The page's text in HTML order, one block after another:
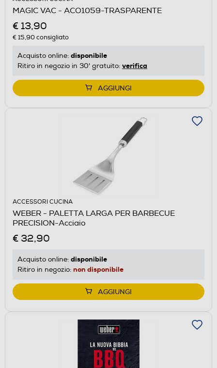
MAGIC VAC - ACO1059-TRASPARENTE
€ 13,90
€ 15,90consigliato
Acquisto online: disponibile
Ritiro in negozio in 30' gratuito: verifica
AGGIUNGI
ACCESSORI CUCINA
WEBER - PALETTA LARGA PER BARBECUE
PRECISION-Acciaio
€ 32,90
Acquisto online: disponibile
Ritiro in negozio: non disponibile
AGGIUNGI